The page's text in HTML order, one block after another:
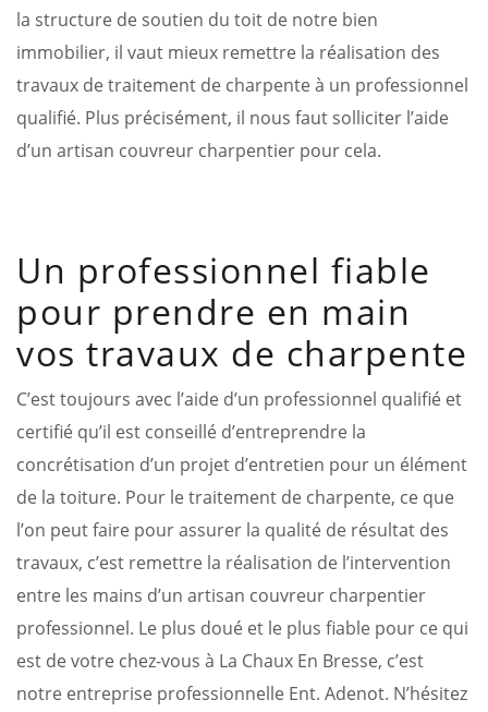
la structure de soutien du toit de notre bien
immobilier, il vaut mieux remettre la réalisation des
travaux de traitement de charpente à un professionnel
qualifié. Plus précisément, il nous faut solliciter l’aide
d’un artisan couvreur charpentier pour cela.
Un professionnel fiable
pour prendre en main
vos travaux de charpente
C’est toujours avec l’aide d’un professionnel qualifié et
certifié qu’il est conseillé d’entreprendre la
concrétisation d’un projet d’entretien pour un élément
de la toiture. Pour le traitement de charpente, ce que
l’on peut faire pour assurer la qualité de résultat des
travaux, c’est remettre la réalisation de l’intervention
entre les mains d’un artisan couvreur charpentier
professionnel. Le plus doué et le plus fiable pour ce qui
est de votre chez-vous à La Chaux En Bresse, c’est
notre entreprise professionnelle Ent. Adenot. N’hésitez